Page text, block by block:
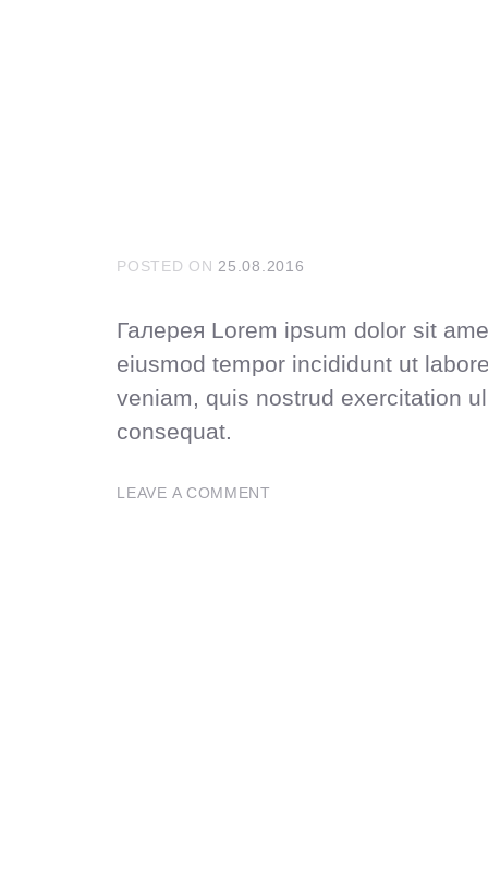
POSTED ON 25.08.2016
Галерея Lorem ipsum dolor sit
eiusmod tempor incididunt ut
veniam, quis nostrud exercitation
consequat.
LEAVE A COMMENT